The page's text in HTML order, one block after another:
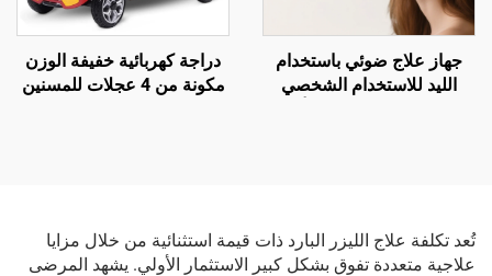
جهاز علاج ضوئي باستخدام
الليد للاستخدام الشخصي
دراجة كهربائية خفيفة الوزن
مكونة من 4 عجلات للمسنين
تُعد تكلفة علاج الليزر البارد ذات قيمة استثنائية من خلال مزايا
علاجية متعددة تفوق بشكل كبير الاستثمار الأولي. يشهد المرضى